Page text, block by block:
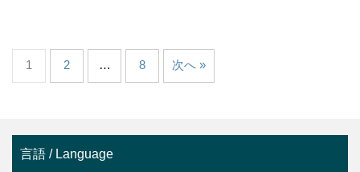
1 2 … 8 次へ »
言語 / Language